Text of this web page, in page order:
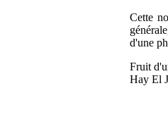
Cette
d'une
Fruit
Hay El